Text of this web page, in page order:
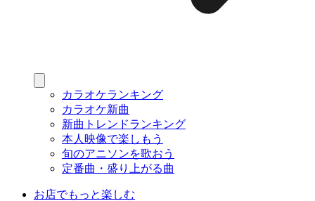
カラオケランキング
カラオケ新曲
新曲トレンドランキング
本人映像で楽しもう
旬のアニソンを歌おう
定番曲・盛り上がる曲
お店でもっと楽しむ